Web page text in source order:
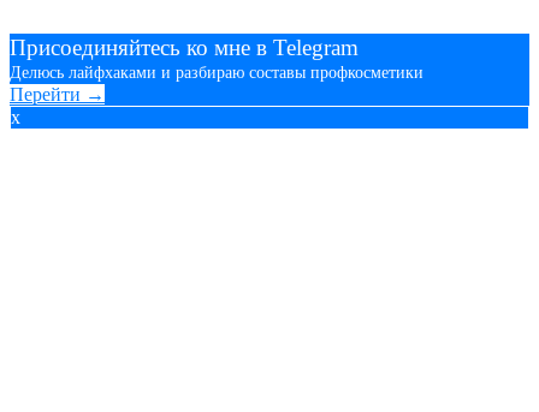
Присоединяйтесь ко мне в Telegram
Делюсь лайфхаками и разбираю составы профкосметики
Перейти →
x